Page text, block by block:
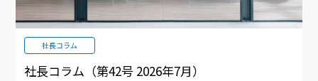
社長コラム
社長コラム（第42号 2026年7月）